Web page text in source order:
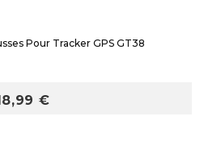
Pour Tracker GPS GT38
€